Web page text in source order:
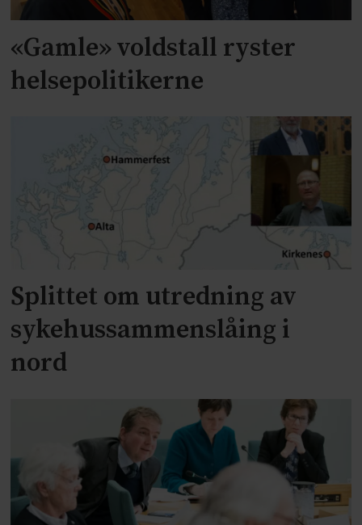
«Gamle» voldstall ryster
helsepolitikerne
Splittet om utredning av
sykehussammenslåing i
nord